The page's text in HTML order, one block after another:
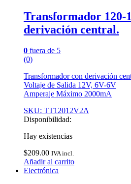
Transformador 120-
derivación central.
0 fuera de 5
(0)
Transformador con derivación
Voltaje de Salida 12V, 6V-6V
Amperaje Máximo 2000mA
SKU: TT12012V2A
Disponibilidad:
Hay existencias
$209.00 IVA incl.
Añadir al carrito
Electrónica